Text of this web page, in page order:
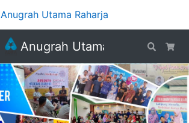
Anugrah Utama Raharja
Anugrah Utama Raharja Search